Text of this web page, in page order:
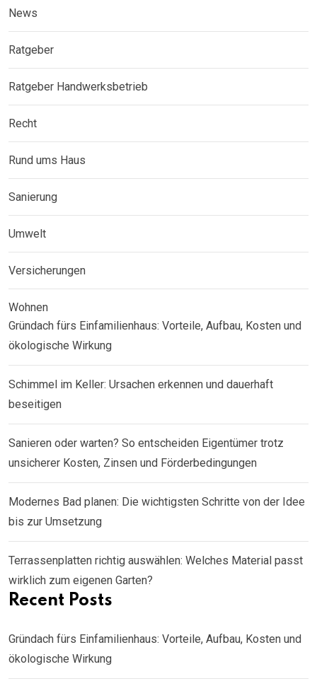
News
Ratgeber
Ratgeber Handwerksbetrieb
Recht
Rund ums Haus
Sanierung
Umwelt
Versicherungen
Wohnen
Gründach fürs Einfamilienhaus: Vorteile, Aufbau, Kosten und
ökologische Wirkung
Schimmel im Keller: Ursachen erkennen und dauerhaft
beseitigen
Sanieren oder warten? So entscheiden Eigentümer trotz
unsicherer Kosten, Zinsen und Förderbedingungen
Modernes Bad planen: Die wichtigsten Schritte von der Idee
bis zur Umsetzung
Terrassenplatten richtig auswählen: Welches Material passt
wirklich zum eigenen Garten?
Recent Posts
Gründach fürs Einfamilienhaus: Vorteile, Aufbau, Kosten und
ökologische Wirkung